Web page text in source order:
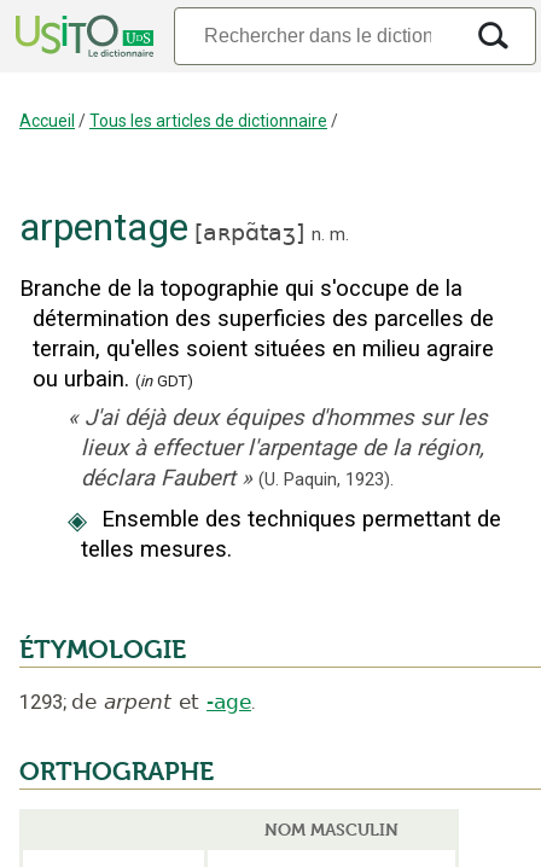
Accueil /Tous les articles de dictionnaire /
arpentage [aʀpɑ̃taʒ] n. m.
Branche de la topographie qui s'occupe de la
détermination des superficies des parcelles de
terrain, qu'elles soient situées en milieu agraire
ou urbain. (in GDT)
« J'ai déjà deux équipes d'hommes sur les
lieux à effectuer l'arpentage de la région,
déclara Faubert » (U. Paquin, 1923).
◈
Ensemble des techniques permettant de
telles mesures.
ÉTYMOLOGIE
1293; de arpent et -age.
ORTHOGRAPHE
NOM MASCULIN